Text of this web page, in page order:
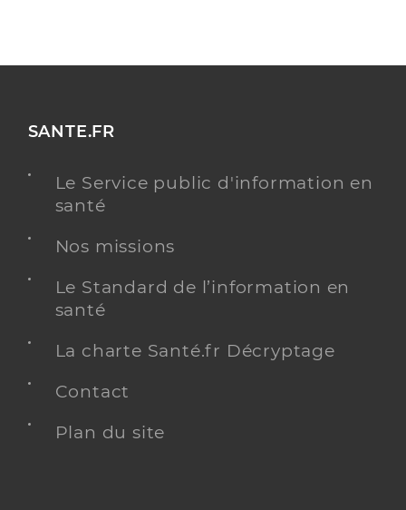
SANTE.FR
Le Service public d'information en
santé
Nos missions
Le Standard de l’information en
santé
La charte Santé.fr Décryptage
Contact
Plan du site